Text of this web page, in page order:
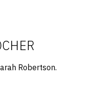
Robertson.